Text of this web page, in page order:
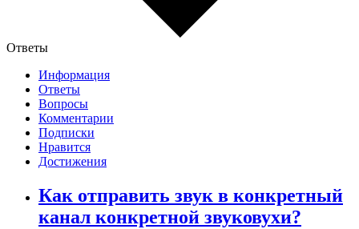
Ответы
Информация
Ответы
Вопросы
Комментарии
Подписки
Нравится
Достижения
Как отправить звук в конкретный
канал конкретной звуковухи?